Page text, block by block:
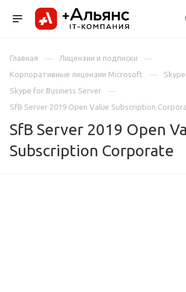
Главная
Лицензии и подписки
Корпоративные лицензии Microsoft
Skype for Business Server
SfB Server 2019 Open Value Subscription
SfB Server 2019 Open
Subscription Corporate